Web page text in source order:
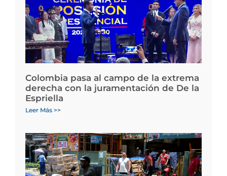
Colombia pasa al campo de la extrema
derecha con la juramentación de De la
Espriella
Leer Más >>